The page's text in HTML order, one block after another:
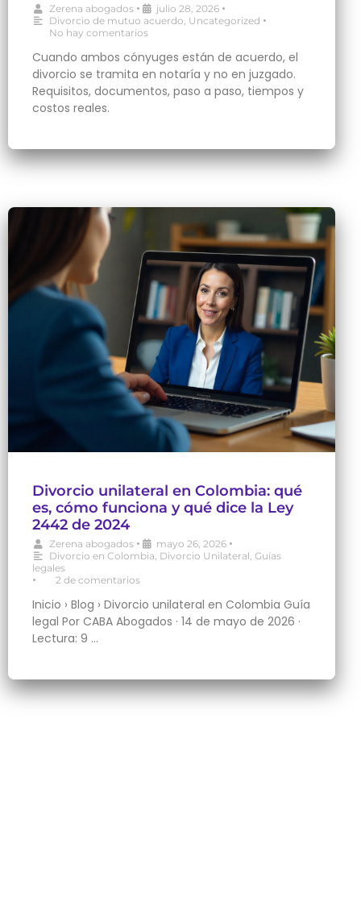
Zerena abogados • julio 28, 2026 •
Divorcio de mutuo acuerdo Uncategorized •
No hay comentarios
Cuando ambos cónyuges están de acuerdo, el
divorcio se tramita en notaría y no en juzgado.
Requisitos, documentos, paso a paso, tiempos y
costos reales.
Divorcio unilateral en Colombia: qué
es, cómo funciona y qué dice la Ley
2442 de 2024
Zerena abogados • mayo 26, 2026 •
Divorcio en Colombia, Divorcio Unilateral, Guías
legales
• 2 de comentarios
Inicio › Blog › Divorcio unilateral en Colombia Guía
legal Por CABA Abogados · 14 de mayo de 2026 ·
Lectura: 9 …